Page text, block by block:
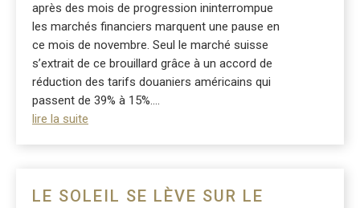
après des mois de progression ininterrompue
les marchés financiers marquent une pause en
ce mois de novembre. Seul le marché suisse
s’extrait de ce brouillard grâce à un accord de
réduction des tarifs douaniers américains qui
passent de 39% à 15%....
lire la suite
LE SOLEIL SE LÈVE SUR LE